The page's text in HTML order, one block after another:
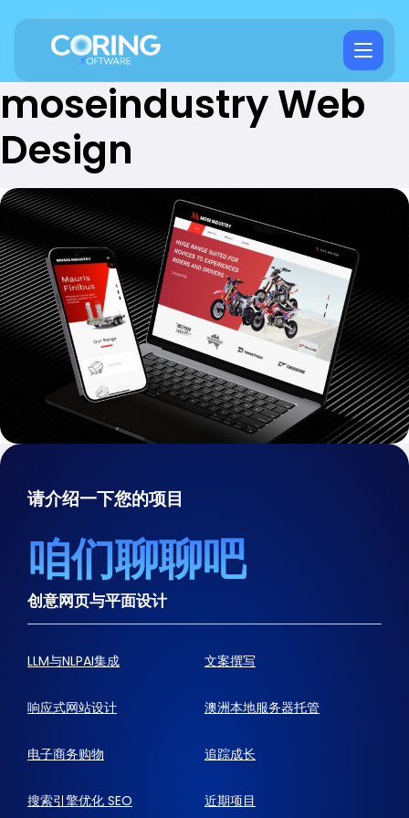
moseindustry Web
Design
请介绍一下您的项目
咱们聊聊吧
创意网页与平面设计
LLM与NLPAI集成 文案撰写
响应式网站设计 澳洲本地服务器托管
电子商务购物 追踪成长
搜索引擎优化 SEO 近期项目